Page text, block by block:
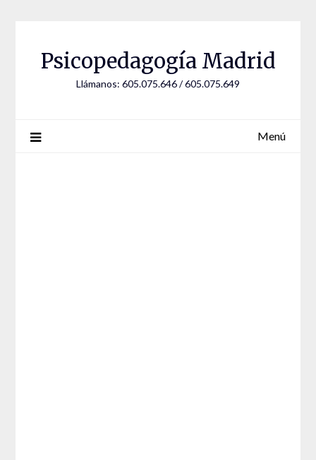
Psicopedagogía Madrid
Llámanos: 605.075.646 / 605.075.649
Menú